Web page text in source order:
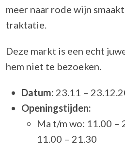
meer naar rode wijn
traktatie.
Deze markt is een echt
hem niet te bezoeken.
Datum: 23.11 –
Openingstijden:
Ma t/m wo: 11.00 –
11.00 – 21.30